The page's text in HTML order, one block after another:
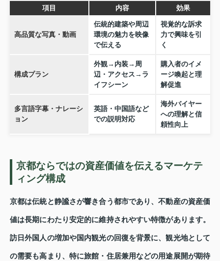
項目 内容 効果
高品質な写真・動画
伝統的建築や周辺
環境の魅力を映像
で伝える
視覚的な訴求
力で興味を引
く
構成プラン
外観→内装→周
辺・アクセス→ラ
イフシーン
購入者のイメ
ージ喚起と理
解促進
多言語字幕・ナレーシ
ョン
英語・中国語など
での説明対応
海外バイヤー
への理解と信
頼性向上
京都ならではの資産価値を伝えるマーケテ
ィング構成
京都は伝統と静謐さが響き合う都市であり、不動産の資産価
値は長期にわたり安定的に維持されやすい特徴があります。
訪日外国人の増加や国内観光の回復を背景に、観光地として
の需要も高まり、特に旅館・住居兼用などの用途展開が期待